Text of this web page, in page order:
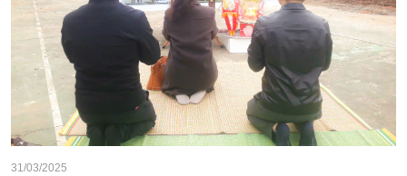
10/03/2025